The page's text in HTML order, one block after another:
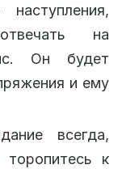
на
Он будет
и ему
всегда,
к